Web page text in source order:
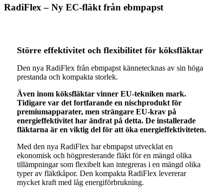
RadiFlex – Ny EC-fläkt från ebmpapst
Större effektivitet och flexibilitet för köksfläktar
Den nya RadiFlex från ebmpapst kännetecknas av sin höga
prestanda och kompakta storlek.
Även inom köksfläktar vinner EU-tekniken mark.
Tidigare var det fortfarande en nischprodukt för
premiumapparater, men strängare EU-krav på
energieffektivitet har ändrat på detta. De installerade
fläktarna är en viktig del för att öka energieffektiviteten.
Med den nya RadiFlex har ebmpapst utvecklat en
ekonomisk och högpresterande fläkt för en mängd olika
tillämpningar som flexibelt kan integreras i en mängd olika
typer av fläktkåpor. Den kompakta RadiFlex levererar
mycket kraft med låg energiförbrukning.